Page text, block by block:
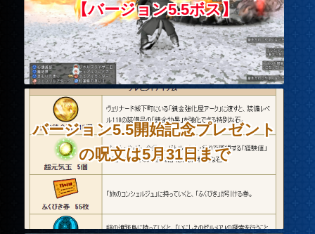
【バージョン5.5ボス】
バージョン5.5開始記念プレゼント
の呪文は5月31日まで